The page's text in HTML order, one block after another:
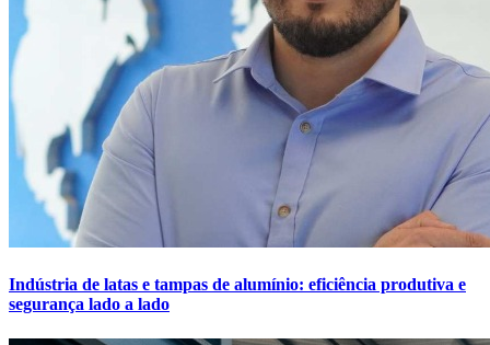
Indústria de latas e tampas de alumínio: eficiência produtiva e
segurança lado a lado